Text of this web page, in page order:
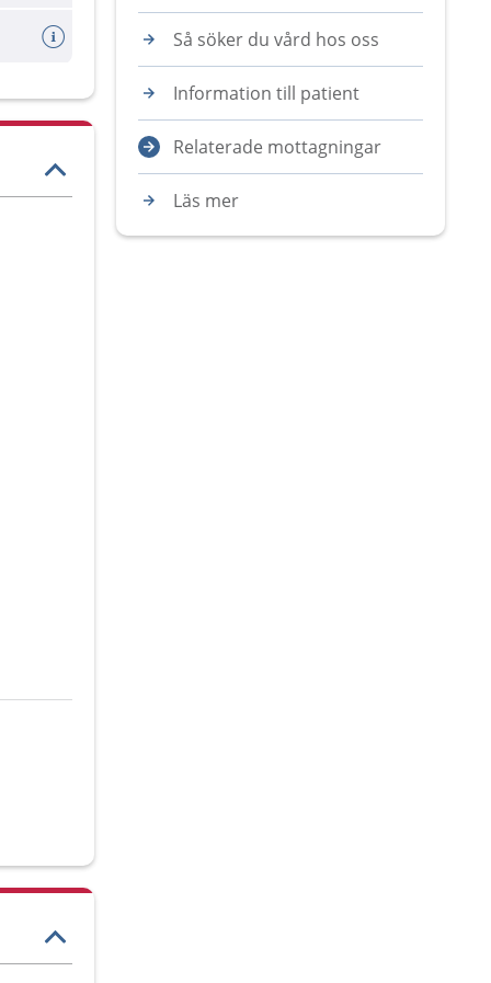
Så söker du vård hos oss
Information till patient
Relaterade mottagningar
Läs mer